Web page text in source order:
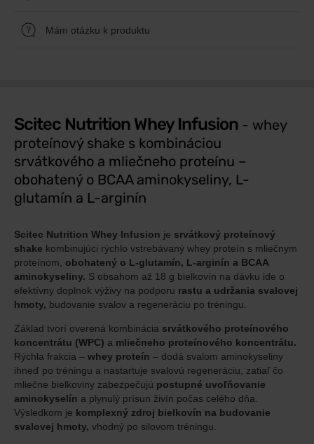
Mám otázku k produktu
Scitec Nutrition Whey Infusion - whey
proteínový shake s kombináciou
srvátkového a mliečneho proteínu –
obohatený o BCAA aminokyseliny, L-
glutamín a L-arginín
Scitec Nutrition Whey Infusion je srvátkový proteínový
shake kombinujúci rýchlo vstrebávaný whey proteín s mliečnym
proteínom, obohatený o L-glutamín, L-arginín a BCAA
aminokyseliny. S obsahom až 18 g bielkovín na dávku ide o
efektívny doplnok výživy na podporu rastu a udržania svalovej
hmoty, budovanie svalov a regeneráciu po tréningu.
Základ tvorí overená kombinácia srvátkového proteínového
koncentrátu (WPC) a mliečneho proteínového koncentrátu.
Rýchla frakcia – whey proteín – dodá svalom aminokyseliny
ihneď po tréningu a nastartuje svalovú regeneráciu, zatiaľ čo
mliečne bielkoviny zabezpečujú postupné uvoľňovanie
aminokyselín a plynulý prísun živín počas celého dňa.
Výsledkom je komplexný zdroj bielkovín na budovanie
svalovej hmoty, vhodný po silovom tréningu.